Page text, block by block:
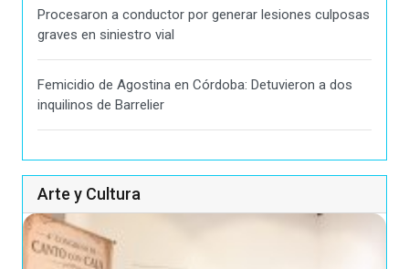
Procesaron a conductor por generar lesiones culposas
graves en siniestro vial
Femicidio de Agostina en Córdoba: Detuvieron a dos
inquilinos de Barrelier
Arte y Cultura